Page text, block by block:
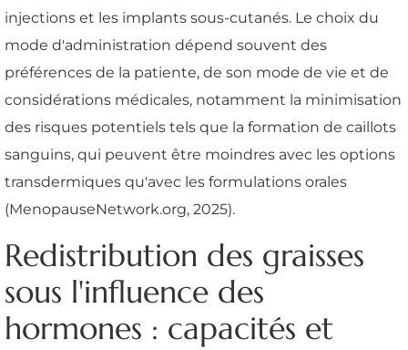
injections et les implants sous-cutanés. Le choix du
mode d'administration dépend souvent des
préférences de la patiente, de son mode de vie et de
considérations médicales, notamment la minimisation
des risques potentiels tels que la formation de caillots
sanguins, qui peuvent être moindres avec les options
transdermiques qu'avec les formulations orales
(MenopauseNetwork.org, 2025).
Redistribution des graisses
sous l'influence des
hormones : capacités et